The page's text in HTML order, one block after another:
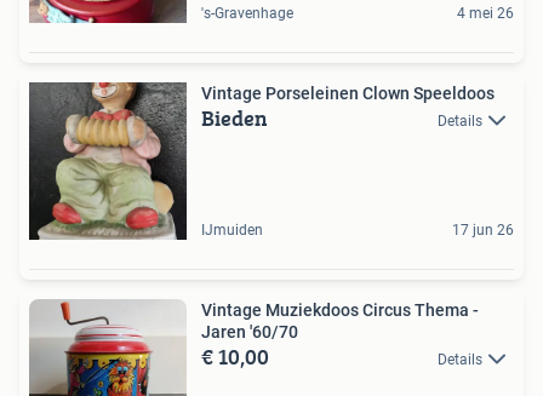
's-Gravenhage 4 mei 26
Vintage Porseleinen Clown Speeldoos
Bieden Details
IJmuiden 17 jun 26
Vintage Muziekdoos Circus Thema -
Jaren '60/70
€ 10,00 Details